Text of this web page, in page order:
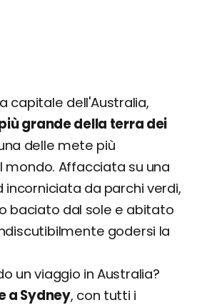
capitale dell'Australia,
grande della terra dei
delle mete più
Affacciata su una
da parchi verdi,
baciato dal sole e abitato
godersi la
un viaggio in Australia?
a Sydney, con tutti i